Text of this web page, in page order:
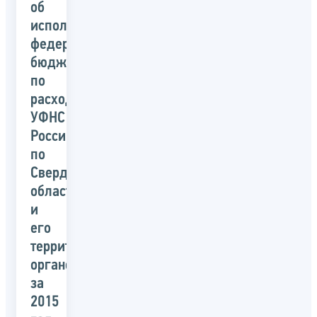
об
исполнении
федерального
бюджета
по
расходам
УФНС
России
по
Свердловской
области
и
его
территориальных
органов
за
2015